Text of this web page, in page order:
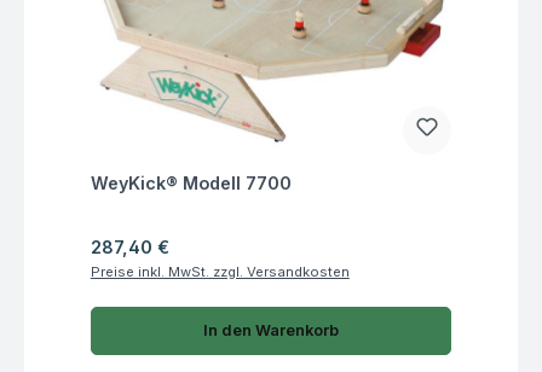
Fragen zum Artikel
WeyKick® Modell 7700
Regulärer Preis:
287,40 €
Preise inkl. MwSt. zzgl. Versandkosten
In den Warenkorb